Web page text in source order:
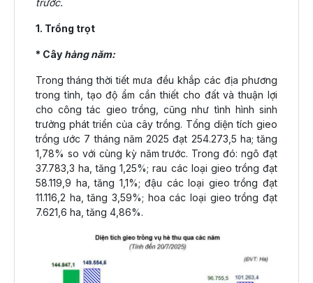
trước.
1. Trồng trọt
* Cây hàng năm:
Trong tháng thời tiết mưa đều khắp các địa phương
trong tỉnh, tạo độ ẩm cần thiết cho đất và thuận lợi
cho công tác gieo trồng, cũng như tình hình sinh
trưởng phát triển của cây trồng. Tổng diện tích gieo
trồng ước 7 tháng năm 2025 đạt 254.273,5 ha; tăng
1,78% so với cùng kỳ năm trước. Trong đó: ngô đạt
37.783,3 ha, tăng 1,25%; rau các loại gieo trồng đạt
58.119,9 ha, tăng 1,1%; đậu các loại gieo trồng đạt
11.116,2 ha, tăng 3,59%; hoa các loại gieo trồng đạt
7.621,6 ha, tăng 4,86%.